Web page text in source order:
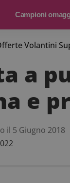
Campioni
Volantini
a
e
il 5 Giugno 2018